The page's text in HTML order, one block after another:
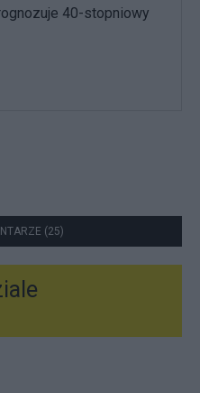
40-stopniowy
(25)